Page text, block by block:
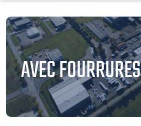
AVEC FOURRURES